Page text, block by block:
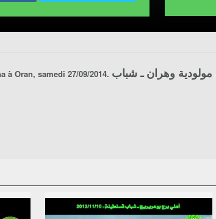
à Oran, samedi 27/09/2014. وهران ـ شباب